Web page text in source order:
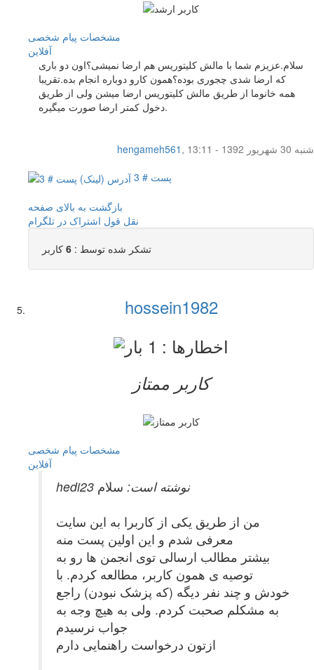
مشخصات پیام شخصی
آفلاين
سلام.عزیزم شما با مالش کلیتوریس هم ارضا نمیشی؟اون دو باری
که ارضا شدی چجوری بوده؟همون کارو دوباره انجام بده.تقریبا
همه خانوما از طریق مالش کلیتوریس ارضا میشن ولی از طریق
دخول کمتر ارضا صورت میگیره.
hengameh561 ,
شنبه 30 شهریور 1392 - 13:11
پست # 3
بازگشت به بالای صفحه
نقل قول اشتراک در تلگرام
تشکر شده توسط : 6 کاربر
hossein1982
کاربر ممتاز
مشخصات پیام شخصی
آفلاين
hedi23 نوشته است: سلام
من از طریق یکی از کاربرا به این سایت
معرفی شدم و این اولین پست منه
بیشتر مطالب ارسالی توی انجمن ها رو به
توصیه ی همون کاربر، مطالعه کردم. با
خودش و چند نفر دیگه (که پزشک نبودن) راجع
به مشکلم صحبت کردم. ولی به هیچ وجه به
جواب نرسیدم
ازتون درخواست راهنمایی دارم